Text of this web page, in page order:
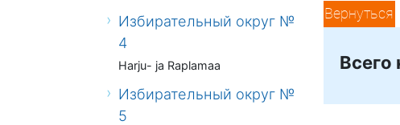
Избирательный округ №
4
Harju- ja Raplamaa
Избирательный округ №
5
Вернуться
Всего